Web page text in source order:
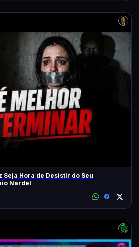
Seja Hora de Desistir do Seu
Nardel